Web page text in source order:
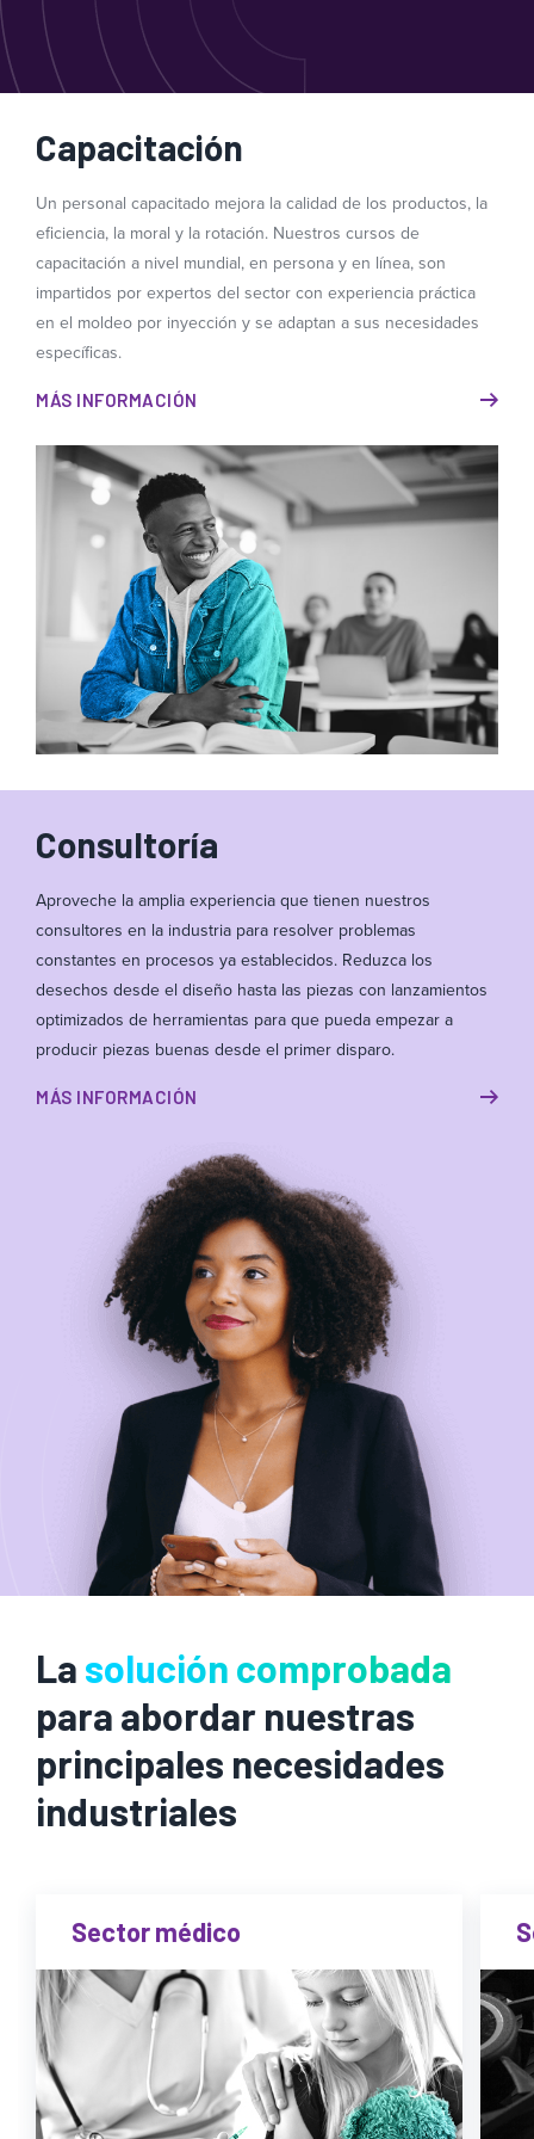
Capacitación
Un personal capacitado mejora la calidad de los productos, la
eficiencia, la moral y la rotación. Nuestros cursos de
capacitación a nivel mundial, en persona y en línea, son
impartidos por expertos del sector con experiencia práctica
en el moldeo por inyección y se adaptan a sus necesidades
específicas.
MÁS INFORMACIÓN
Consultoría
Aproveche la amplia experiencia que tienen nuestros
consultores en la industria para resolver problemas
constantes en procesos ya establecidos. Reduzca los
desechos desde el diseño hasta las piezas con lanzamientos
optimizados de herramientas para que pueda empezar a
producir piezas buenas desde el primer disparo.
MÁS INFORMACIÓN
La solución comprobada
para abordar nuestras
principales necesidades
industriales
Sector médico